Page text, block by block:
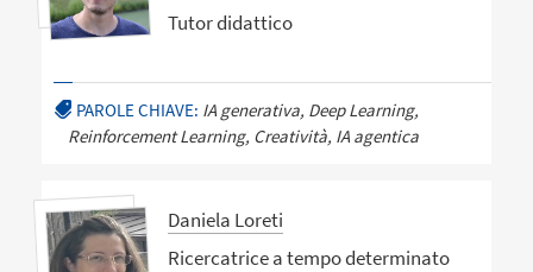
Tutor didattico
PAROLE CHIAVE: IA generativa, Deep Learning,
Reinforcement Learning, Creatività, IA agentica
Daniela Loreti
Ricercatrice a tempo determinato